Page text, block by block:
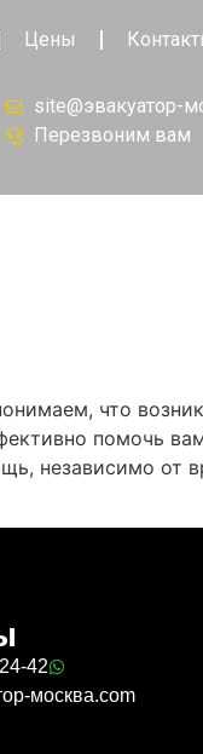
Цены
site@эвакуатор-
Перезвоним вам
что
помочь
независимо от
42
москва.com